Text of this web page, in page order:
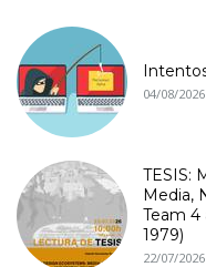
04/08/
TESIS:
Media,
Team 4
1979)
22/07/